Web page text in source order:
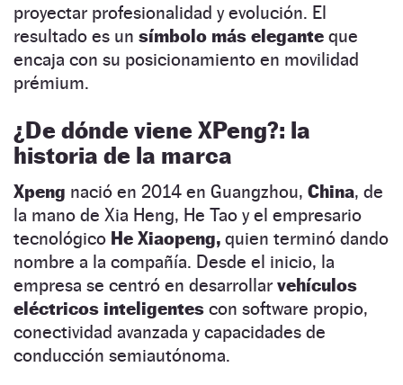
proyectar profesionalidad y evolución. El
resultado es un símbolo más elegante que
encaja con su posicionamiento en movilidad
prémium.
¿De dónde viene XPeng?: la
historia de la marca
Xpeng nació en 2014 en Guangzhou, China, de
la mano de Xia Heng, He Tao y el empresario
tecnológico He Xiaopeng, quien terminó dando
nombre a la compañía. Desde el inicio, la
empresa se centró en desarrollar vehículos
eléctricos inteligentes con software propio,
conectividad avanzada y capacidades de
conducción semiautónoma.